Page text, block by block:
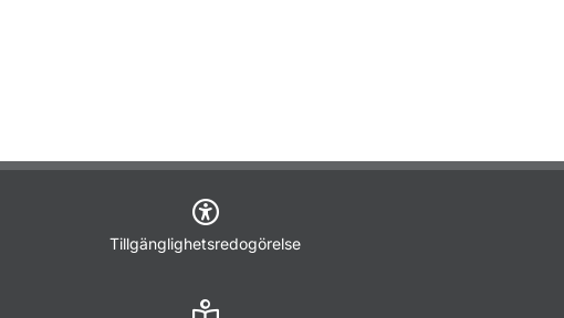
Tillgänglighetsredogörelse